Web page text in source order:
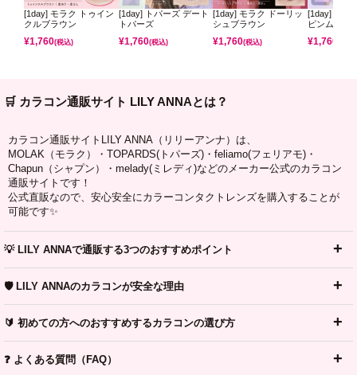
[1day] モラク トゥイン
クルブラウン
¥1,760(税込)
[1day] トパーズ デート
トパーズ
¥1,760(税込)
[1day] モラク ドーリッ
シュブラウン
¥1,760(税込)
[1day] ミレ
ピンムーン
¥1,760
🛒 カラコン通販サイト LILY ANNAとは？
カラコン通販サイトLILY ANNA（リリーアンナ）は、
MOLAK（モラク）・TOPARDS(トパーズ)・feliamo(フェリアモ)・
Chapun（シャプン）・melady(ミレディ)などのメーカー公式のカラコン
通販サイトです！
公式直販なので、安心安全にカラーコンタクトレンズを購入することが
可能です✨
💡 LILY ANNAで通販する3つのおすすめポイント
🛡️ LILY ANNAのカラコンが安全な理由
🔰 初めての方へのおすすめするカラコンの選び方
❓ よくある質問（FAQ）